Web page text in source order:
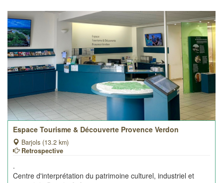
Espace Tourisme & Découverte Provence Verdon
Barjols (13.2 km)
Retrospective
.
Centre d'interprétation du patrimoine culturel, industriel et